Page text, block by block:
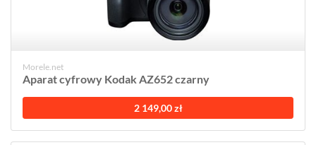
Morele.net
Aparat cyfrowy Kodak AZ652 czarny
2 149,00 zł